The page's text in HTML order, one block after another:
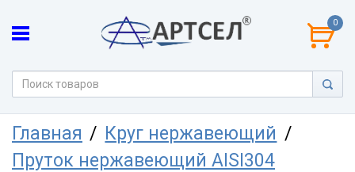
0
Главная
Круг нержавеющий
Пруток нержавеющий AISI304